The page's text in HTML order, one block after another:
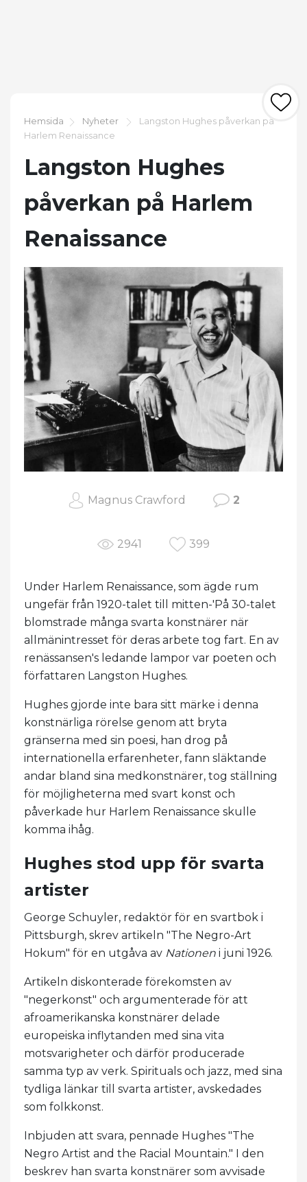
Hemsida Nyheter
Langston Hughes påverkan på
Harlem Renaissance
Langston Hughes
påverkan på Harlem
Renaissance
Magnus Crawford 2
2941 399
Under Harlem Renaissance, som ägde rum
ungefär från 1920-talet till mitten-'På 30-talet
blomstrade många svarta konstnärer när
allmänintresset för deras arbete tog fart. En av
renässansen's ledande lampor var poeten och
författaren Langston Hughes.
Hughes gjorde inte bara sitt märke i denna
konstnärliga rörelse genom att bryta
gränserna med sin poesi, han drog på
internationella erfarenheter, fann släktande
andar bland sina medkonstnärer, tog ställning
för möjligheterna med svart konst och
påverkade hur Harlem Renaissance skulle
komma ihåg.
Hughes stod upp för svarta
artister
George Schuyler, redaktör för en svartbok i
Pittsburgh, skrev artikeln "The Negro-Art
Hokum" för en utgåva av Nationen i juni 1926.
Artikeln diskonterade förekomsten av
"negerkonst" och argumenterade för att
afroamerikanska konstnärer delade
europeiska inflytanden med sina vita
motsvarigheter och därför producerade
samma typ av verk. Spirituals och jazz, med sina
tydliga länkar till svarta artister, avskedades
som folkkonst.
Inbjuden att svara, pennade Hughes "The
Negro Artist and the Racial Mountain." I den
beskrev han svarta konstnärer som avvisade